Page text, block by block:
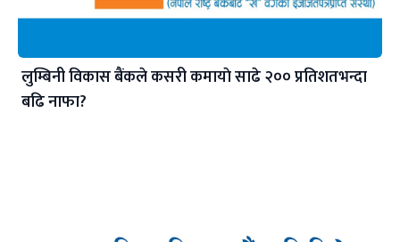
लुम्बिनी विकास बैंकले कसरी कमायाे साढे २०० प्रतिशतभन्दा
बढि नाफा?